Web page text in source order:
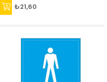
₺21,60